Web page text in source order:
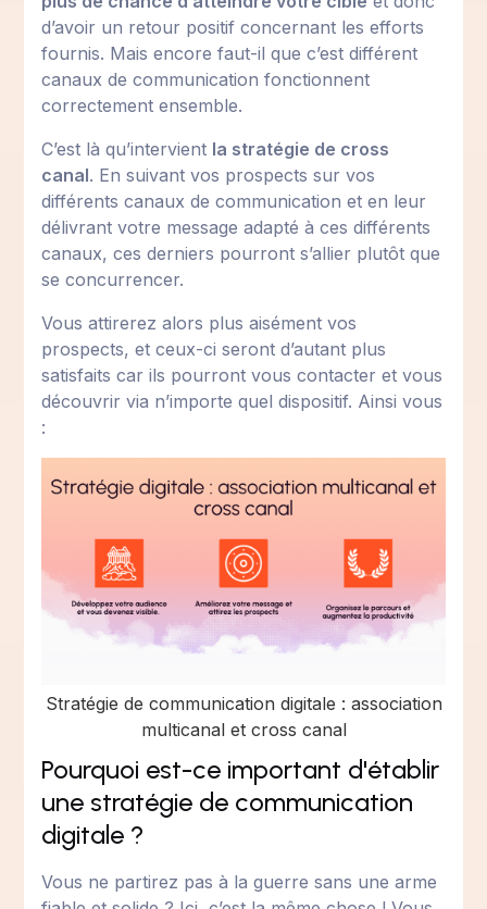
d’avoir un retour positif concernant les efforts
fournis. Mais encore faut-il que c’est différent
canaux de communication fonctionnent
correctement ensemble.
C’est là qu’intervient la stratégie de cross
canal. En suivant vos prospects sur vos
différents canaux de communication et en leur
délivrant votre message adapté à ces différents
canaux, ces derniers pourront s’allier plutôt que
se concurrencer.
Vous attirerez alors plus aisément vos
prospects, et ceux-ci seront d’autant plus
satisfaits car ils pourront vous contacter et vous
découvrir via n’importe quel dispositif. Ainsi vous
:
Stratégie de communication digitale : association
multicanal et cross canal
Pourquoi est-ce important d'établir
une stratégie de communication
digitale ?
Vous ne partirez pas à la guerre sans une arme